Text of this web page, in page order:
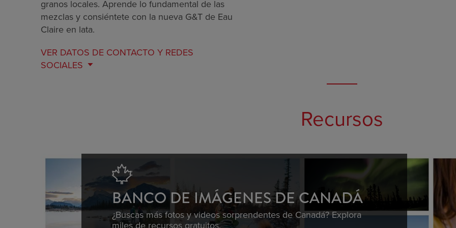
granos locales. Aprende lo fundamental de las
mezclas y consiéntete con la nueva G&T de Eau
Claire en lata.
VER DATOS DE CONTACTO Y REDES
SOCIALES
Recursos
BANCO DE IMÁGENES DE CANADÁ
¿Buscas más fotos y videos sorprendentes de Canadá? Explora
miles de recursos gratuitos.